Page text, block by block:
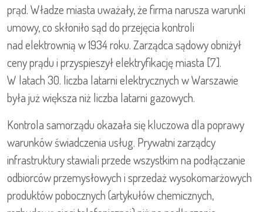
prąd. Władze miasta uważały, że firma narusza warunki
umowy, co skłoniło sąd do przejęcia kontroli
nad elektrownią w 1934 roku. Zarządca sądowy obniżył
ceny prądu i przyspieszył elektryfikację miasta [7].
W latach 30. liczba latarni elektrycznych w Warszawie
była już większa niż liczba latarni gazowych.
Kontrola samorządu okazała się kluczowa dla poprawy
warunków świadczenia usług. Prywatni zarządcy
infrastruktury stawiali przede wszystkim na podłączanie
odbiorców przemysłowych i sprzedaż wysokomarżowych
produktów pobocznych (artykułów chemicznych,